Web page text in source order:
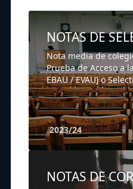
NOTAS DE
Nota media de
Prueba de Acceso a
EBAU / EVAU) o
2023/24
NOTAS DE